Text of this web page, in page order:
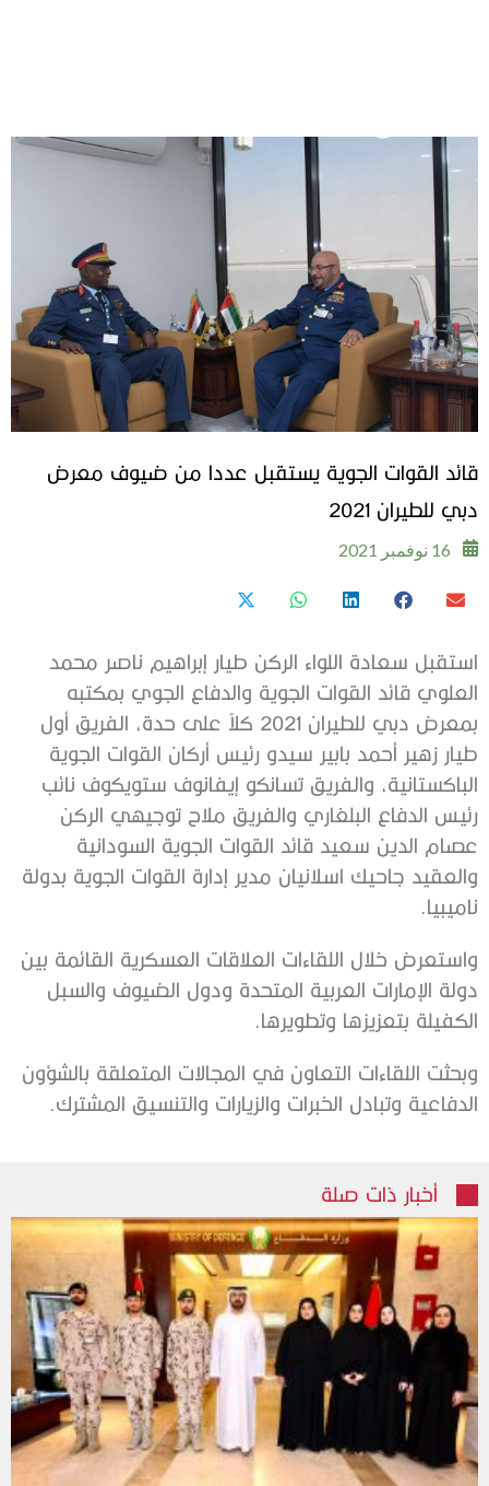
قائد القوات الجوية يستقبل عددا من ضيوف معرض
دبي للطيران 2021
16 نوفمبر 2021
استقبل سعادة اللواء الركن طيار إبراهيم ناصر محمد
العلوي قائد القوات الجوية والدفاع الجوي بمكتبه
بمعرض دبي للطيران 2021 كلاً على حدة، الفريق أول
طيار زهير أحمد بابير سيدو رئيس أركان القوات الجوية
الباكستانية، والفريق تسانكو إيفانوف ستويكوف نائب
رئيس الدفاع البلغاري والفريق ملاح توجيهي الركن
عصام الدين سعيد قائد القوات الجوية السودانية
والعقيد جاحيك اسلانيان مدير إدارة القوات الجوية بدولة
ناميبيا.
واستعرض خلال اللقاءات العلاقات العسكرية القائمة بين
دولة الإمارات العربية المتحدة ودول الضيوف والسبل
الكفيلة بتعزيزها وتطويرها.
وبحثت اللقاءات التعاون في المجالات المتعلقة بالشؤون
الدفاعية وتبادل الخبرات والزيارات والتنسيق المشترك.
أخبار ذات صلة